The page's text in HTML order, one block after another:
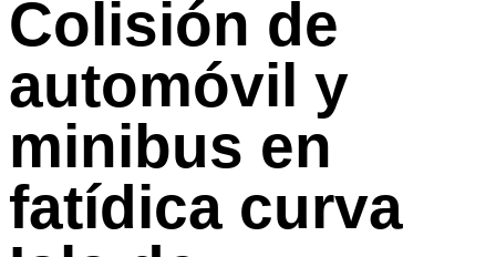
Colisión de
automóvil y
minibus en
fatídica curva